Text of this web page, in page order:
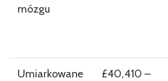
mózgu
Umiarkowane
£40,410 –